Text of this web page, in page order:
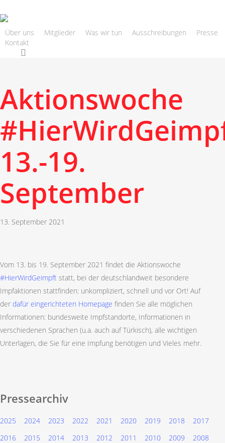
to
main
content
Über uns Mitglieder Was wir tun Ausschreibungen
Presse
Kontakt
Aktionswoche
13.-19.
September
13. September 2021
Vom 13. bis 19. September 2021 findet die Aktionswoche
#HierWirdGeimpft statt, bei der deutschlandweit besondere
Impfaktionen stattfinden: unkompliziert, schnell und vor Ort! Auf
der dafür eingerichteten Homepage finden Sie alle möglichen
Informationen: bundesweite Impfstandorte, Informationen in
verschiedenen Sprachen (u.a. auch auf Türkisch), alle wichtigen
Unterlagen, die Sie für eine Impfung benötigen und Vieles mehr.
Pressearchiv
2025 2024 2023 2022 2021 2020 2019 2018
2017
2016
2015 2014 2013 2012 2011 2010 2009
2008